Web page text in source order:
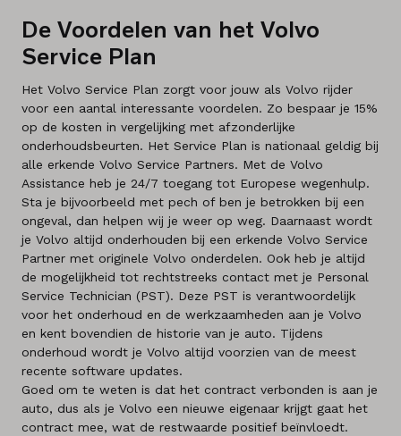
De Voordelen van het Volvo
Service Plan
Het Volvo Service Plan zorgt voor jouw als Volvo rijder
voor een aantal interessante voordelen. Zo bespaar je 15%
op de kosten in vergelijking met afzonderlijke
onderhoudsbeurten. Het Service Plan is nationaal geldig bij
alle erkende Volvo Service Partners. Met de Volvo
Assistance heb je 24/7 toegang tot Europese wegenhulp.
Sta je bijvoorbeeld met pech of ben je betrokken bij een
ongeval, dan helpen wij je weer op weg. Daarnaast wordt
je Volvo altijd onderhouden bij een erkende Volvo Service
Partner met originele Volvo onderdelen. Ook heb je altijd
de mogelijkheid tot rechtstreeks contact met je Personal
Service Technician (PST). Deze PST is verantwoordelijk
voor het onderhoud en de werkzaamheden aan je Volvo
en kent bovendien de historie van je auto. Tijdens
onderhoud wordt je Volvo altijd voorzien van de meest
recente software updates.
Goed om te weten is dat het contract verbonden is aan je
auto, dus als je Volvo een nieuwe eigenaar krijgt gaat het
contract mee, wat de restwaarde positief beïnvloedt.